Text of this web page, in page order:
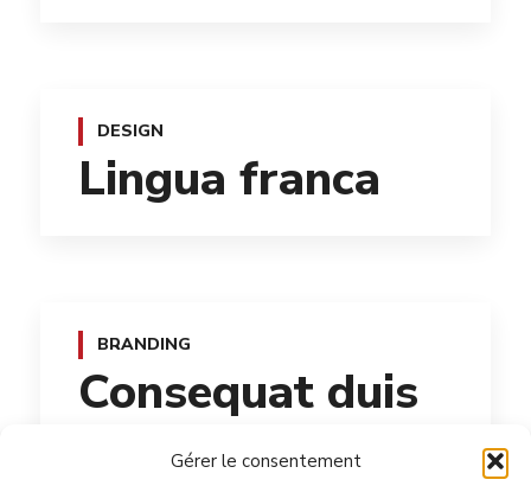
Gérer le consentement
DESIGN
Lingua franca
BRANDING
Consequat duis